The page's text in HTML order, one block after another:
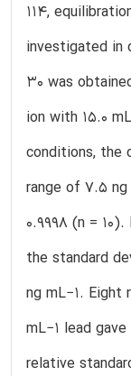
114,
investigated in
30 was
ion with 15.0
conditions, the
range of 7.5
0.9998 (n =
the standard
ng mL−1. Eight
mL−1 lead
relative